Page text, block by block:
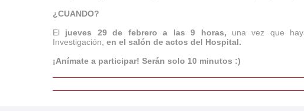
¿CUANDO?
El jueves 29 de febrero a las 9 horas, una vez que
Investigación, en el salón de actos del Hospital.
¡Anímate a participar! Serán solo 10 minutos :)